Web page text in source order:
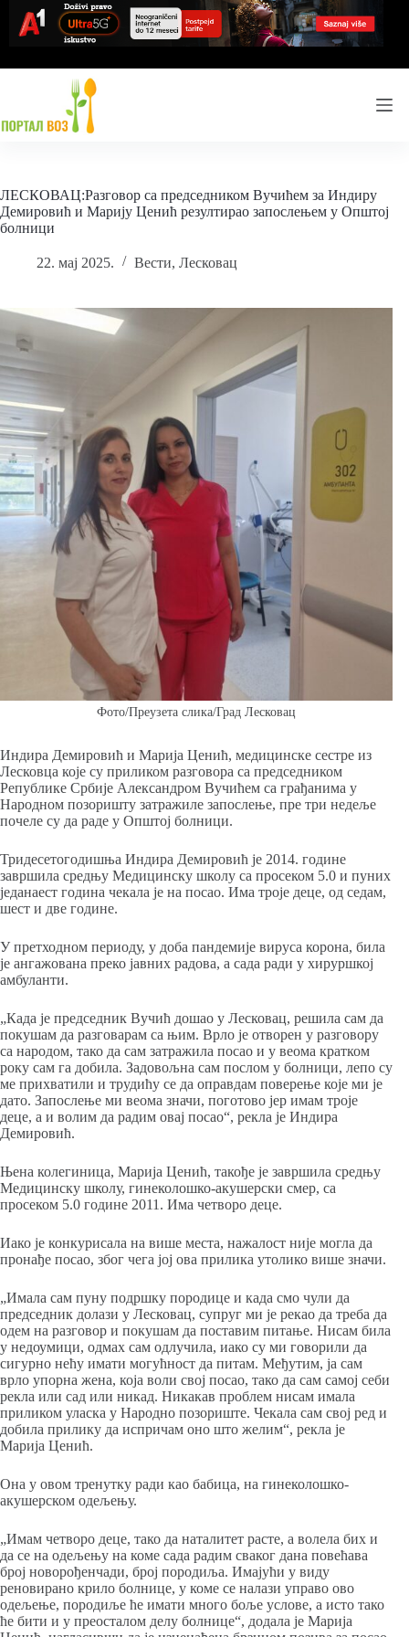
content
ЛЕСКОВАЦ:Разговор са председником Вучићем за Индиру
Демировић и Марију Ценић резултирао запослењем у Општој
болници
22. мај 2025. Вести, Лесковац
Фото/Преузета слика/Град Лесковац
Индира Демировић и Марија Ценић, медицинске сестре из
Лесковца које су приликом разговора са председником
Републике Србије Александром Вучићем са грађанима у
Народном позоришту затражиле запослење, пре три недеље
почеле су да раде у Општој болници.
Тридесетогодишња Индира Демировић је 2014. године
завршила средњу Медицинску школу са просеком 5.0 и пуних
једанаест година чекала је на посао. Има троје деце, од седам,
шест и две године.
У претходном периоду, у доба пандемије вируса корона, била
је ангажована преко јавних радова, а сада ради у хируршкој
амбуланти.
„Када је председник Вучић дошао у Лесковац, решила сам да
покушам да разговарам са њим. Врло је отворен у разговору
са народом, тако да сам затражила посао и у веома кратком
року сам га добила. Задовољна сам послом у болници, лепо су
ме прихватили и трудићу се да оправдам поверење које ми је
дато. Запослење ми веома значи, поготово јер имам троје
деце, а и волим да радим овај посао“, рекла је Индира
Демировић.
Њена колегиница, Марија Ценић, такође је завршила средњу
Медицинску школу, гинеколошко-акушерски смер, са
просеком 5.0 године 2011. Има четворо деце.
Иако је конкурисала на више места, нажалост није могла да
пронађе посао, због чега јој ова прилика утолико више значи.
„Имала сам пуну подршку породице и када смо чули да
председник долази у Лесковац, супруг ми је рекао да треба да
одем на разговор и покушам да поставим питање. Нисам била
у недоумици, одмах сам одлучила, иако су ми говорили да
сигурно нећу имати могућност да питам. Међутим, ја сам
врло упорна жена, која воли свој посао, тако да сам самој себи
рекла или сад или никад. Никакав проблем нисам имала
приликом уласка у Народно позориште. Чекала сам свој ред и
добила прилику да испричам оно што желим“, рекла је
Марија Ценић.
Она у овом тренутку ради као бабица, на гинеколошко-
акушерском одељењу.
„Имам четворо деце, тако да наталитет расте, а волела бих и
да се на одељењу на коме сада радим сваког дана повећава
број новорођенчади, број породиља. Имајући у виду
реновирано крило болнице, у коме се налази управо ово
одељење, породиље ће имати много боље услове, а исто тако
ће бити и у преосталом делу болнице“, додала је Марија